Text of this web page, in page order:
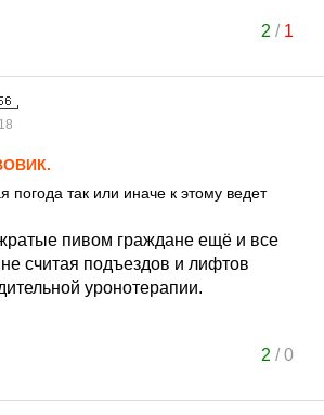
2 / 1
погода так или иначе к этому ведет
пивом граждане ещё и все
считая подъездов и лифтов
уронотерапии.
2 /0